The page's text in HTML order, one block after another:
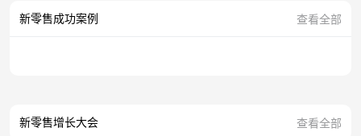
新零售成功案例 查看全部
新零售增长大会 查看全部